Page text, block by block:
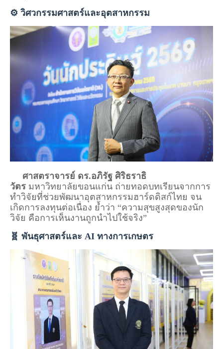
⚙️ วิศวกรรมศาสตร์และอุตสาหกรรม
ศาสตราจารย์ ดร.อภิรัฐ ศิริธราธิ
วัตร มหาวิทยาลัยขอนแก่น ถ่ายทอดบทเรียนจากการ
ทำวิจัยที่ช่วยพัฒนาอุตสาหกรรมฮาร์ดดิสก์ไทย จน
เกิดการลงทุนต่อเนื่อง ย้ำว่า “ความสุขสูงสุดของนัก
วิจัย คือการเห็นงานถูกนำไปใช้จริง”
🧬 พันธุศาสตร์และ AI ทางการเกษตร